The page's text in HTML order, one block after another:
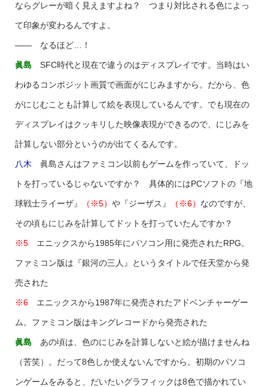
ならグレーが暗く見えますよね？ つまり対比される色によっ
て印象が変わるんですよ。
―― なるほど…！
眞島 SFC時代と現在で違うのはディスプレイです。当時はい
わゆるコンポジット画質で画面がにじみますから。だから、色
がにじむことも計算して絵を表現しているんです。でも現在の
ディスプレイはクッキリした映像表現ができるので、にじみを
計算しない部分というのが出てくるんです。
八木 眞島さんはファミコン以前もゲームを作っていて、ドッ
トを打っているじゃないですか？ 具体的にはPCソフトの『地
球戦士ライーザ』 （※5） や『ジーザス』 （※6） なのですが、
その頃もにじみを計算してドットを打っていたんですか？
※5エニックスから1985年にパソコン用に発売されたRPG。
ファミコン版は『銀河の三人』というタイトルで任天堂から発
売された
※6エニックスから1987年に発売されたアドベンチャーゲー
ム。ファミコン版はキングレコードから発売された
眞島 あの頃は、色のにじみを計算しないと絵が描けませんね
（苦笑）。だって8色しか使えないんですから。初期のパソコ
ンゲームをみると、だいたいグラフィックは8色で描かれてい